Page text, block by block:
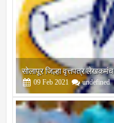
सोलापूर जिल्हा वृत्तपत्र
09 Feb 2021 undefined